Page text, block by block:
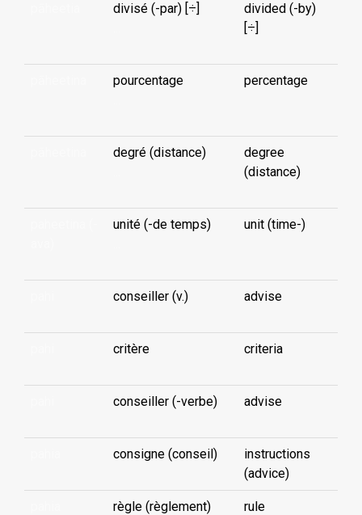
divisé (-par) [÷]
divided (-by)
[÷]
pourcentage
percentage
degré (distance)
degree
(distance)
unité (-de temps)
unit (time-)
conseiller (v.) advise
critère criteria
conseiller (-verbe) advise
consigne (conseil)
instructions
(advice)
règle (règlement)
rule